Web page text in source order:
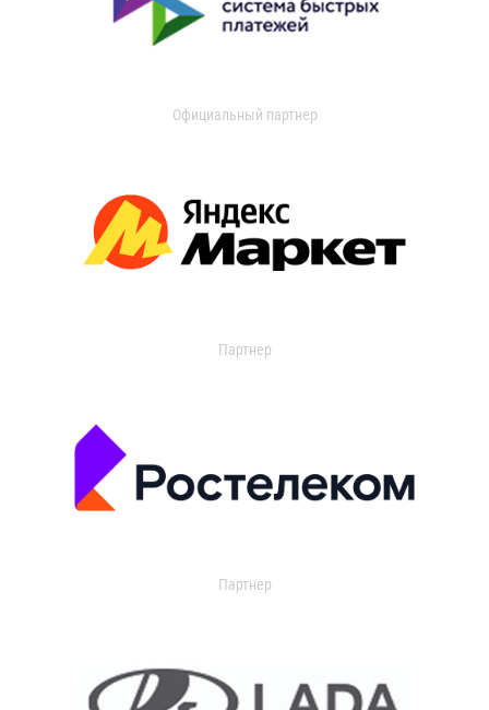
Официальный партнер
Партнер
Партнер